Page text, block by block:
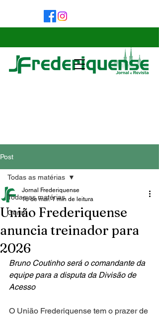
Post
Todas as matérias
Geral
Todas as matérias
União Frederiquense
anuncia treinador para
2026
Jornal Frederiquense
18 de mai. 1 min de leitura
Bruno Coutinho será o comandante da
equipe para a disputa da Divisão de
Acesso
O União Frederiquense tem o prazer de